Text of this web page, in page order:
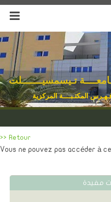
تـيسمسيـــــــلت
المكتـبــــة المركزية
>> Retour
Vous ne pouvez pas accéder à
مفيدة